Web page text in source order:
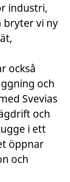
industri,
bryter vi ny
också
och
Svevias
och
i ett
öppnar
och